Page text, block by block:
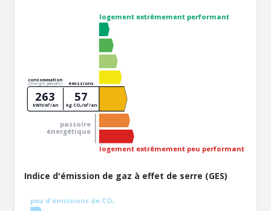
logement extrêmement performant
logement extrêmement peu performant
passoire
énergétique
consommation
(énergie primaire) émissions
263
kWh/m²/an
57
kg CO₂/m²/an
Indice d'émission de gaz à effet de serre (GES)
peu d'émissions de CO₂